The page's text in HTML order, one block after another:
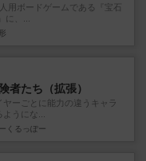
用ボードゲームである『宝石
に、...
者たち（拡張）
ヤーごとに能力の違うキャラ
うにな...
くるっぽー